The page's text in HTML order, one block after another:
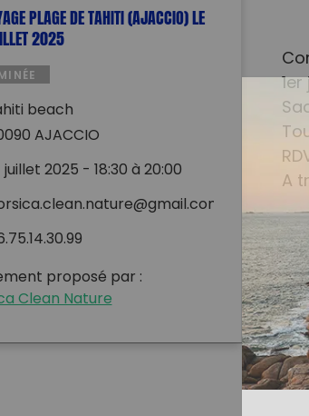
PLAGE DE TAHITI (AJACCIO) LE
2025
beach
AJACCIO
juillet 2025 - 18:30 à 20:00
proposé par :
Clean Nature
A